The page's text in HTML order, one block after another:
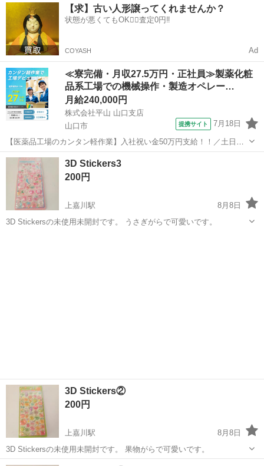
山口 山口市 上嘉川駅 その他 ハローキティ
【求】古い人形譲ってくれませんか？
状態が悪くてもOK🙆‍♀️査定0円‼️
COYASH Ad
≪寮完備・月収27.5万円・正社員≫製薬化粧
品系工場での機械操作・製造オペレー…
月給240,000円
株式会社平山 山口支店
山口市
提携サイト 7月18日
【医薬品工場のカンタン軽作業】入社祝い金50万円支給！！／土日祝
休み／男女活躍中／駅から工場までの送迎あり／寮費補助あり 医療機
器の製造オペレーター 医療現場で使われる カテーテル用ガイドワイヤ
ーの製造に関わる 機械オペレ...
山口 山口市 その他
3D Stickers3
200円
上嘉川駅
8月8日
3D Stickersの未使用未開封です。 うさぎがらで可愛いです。
3D Stickers②
200円
上嘉川駅
8月8日
3D Stickersの未使用未開封です。 果物がらで可愛いです。